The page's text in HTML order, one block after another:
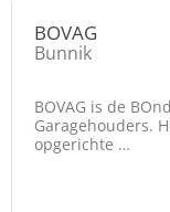
BOVAG
Bunnik
BOVAG is de
Garagehouders.
opgerichte …